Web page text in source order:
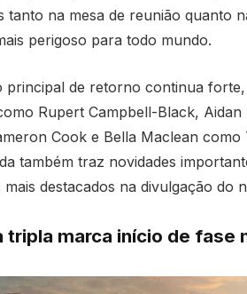
tanto na mesa de reunião quanto
perigoso para todo mundo.
principal de retorno continua
Rupert Campbell-Black,
Cook e Bella Maclean como
também traz novidades
destacados na divulgação do
tripla marca início de fase